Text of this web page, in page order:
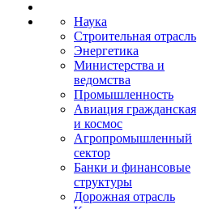
Наука
Строительная отрасль
Энергетика
Министерства и
ведомства
Промышленность
Авиация гражданская
и космос
Агропромышленный
сектор
Банки и финансовые
структуры
Дорожная отрасль